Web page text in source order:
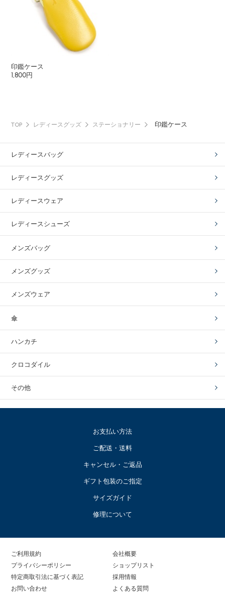
印鑑ケース
1,800円
TOP レディースグッズ ステーショナリー 印鑑ケース
レディースバッグ
レディースグッズ
レディースウェア
レディースシューズ
メンズバッグ
メンズグッズ
メンズウェア
傘
ハンカチ
クロコダイル
その他
お支払い方法
ご配送・送料
キャンセル・ご返品
ギフト包装のご指定
サイズガイド
修理について
ご利用規約
プライバシーポリシー
特定商取引法に基づく表記
お問い合わせ
会社概要
ショップリスト
採用情報
よくある質問